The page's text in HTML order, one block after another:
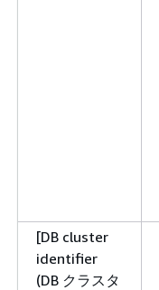
[DB cluster
identifier
(DB クラスタ